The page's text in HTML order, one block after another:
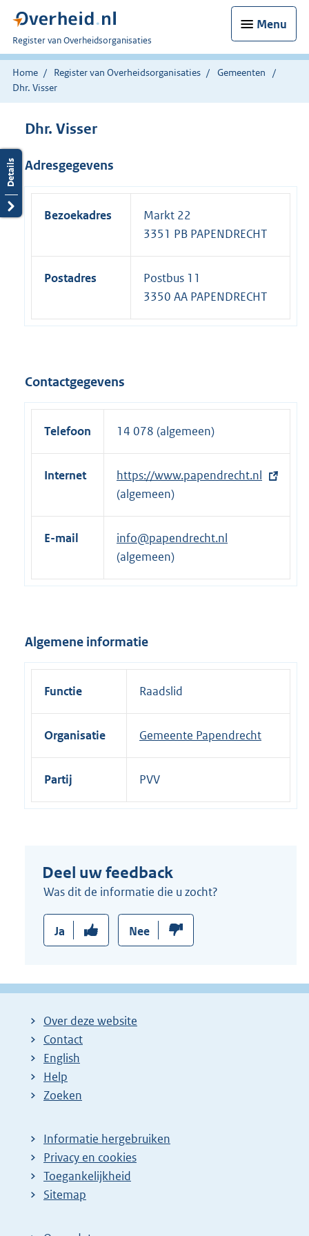
Menu
U
bent
nu
hier:
Register van Overheidsorganisaties
Home Register van Overheidsorganisaties
Gemeenten
Dhr. Visser
Dhr. Visser
Adresgegevens
Bezoekadres
Markt 22
3351 PB PAPENDRECHT
Postadres
Postbus 11
3350 AA PAPENDRECHT
Contactgegevens
Telefoon 14 078 (algemeen)
Internet
E
x
t
e
r
e
n
k
https://www.papendrecht.nl
(algemeen)
E-mail
info@papendrecht.nl
(algemeen)
Algemene informatie
Functie Raadslid
Organisatie Gemeente Papendrecht
Partij PVV
Deel uw feedback
Was dit de informatie die u zocht?
Ja Nee
Over deze website
Contact
English
Help
Zoeken
Informatie hergebruiken
Privacy en cookies
Toegankelijkheid
Sitemap